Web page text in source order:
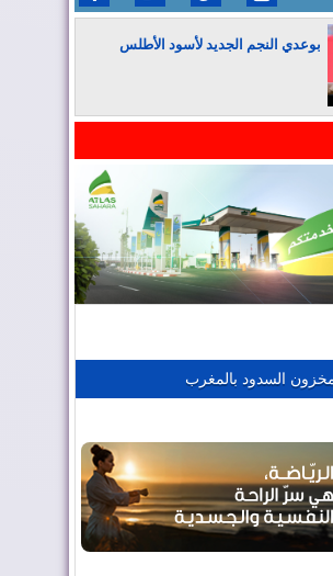
بوعدي النجم الجديد لأسود الأطلس
المغرب يعزز موقعه في صناعة الطيران
مخزون السدود بالمغرب